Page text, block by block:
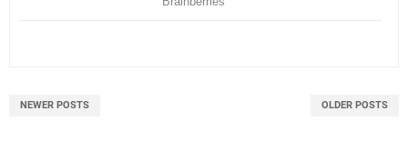
NEWER POSTS OLDER POSTS